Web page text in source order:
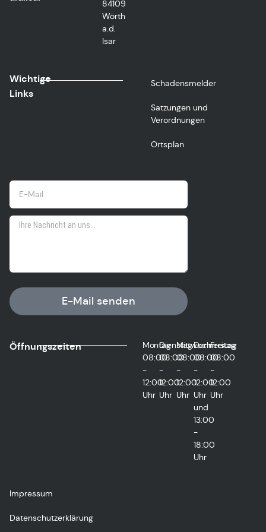
84109
Wörth
a.d.
Isar
Wichtige
Links
Schadensmelder
Satzungen und
Verordnungen
Ortsplan
E-Mail senden
Öffnungszeiten
Montag
08:00
-
12:00
Uhr
Dienstag
08:00
-
12:00
Uhr
Mittwoch
08:00
-
12:00
Uhr
Donnerstag
08:00
-
12:00
Uhr
und
13:00
-
18:00
Uhr
Freitag
08:00
-
12:00
Uhr
Impressum
Datenschutzerklärung